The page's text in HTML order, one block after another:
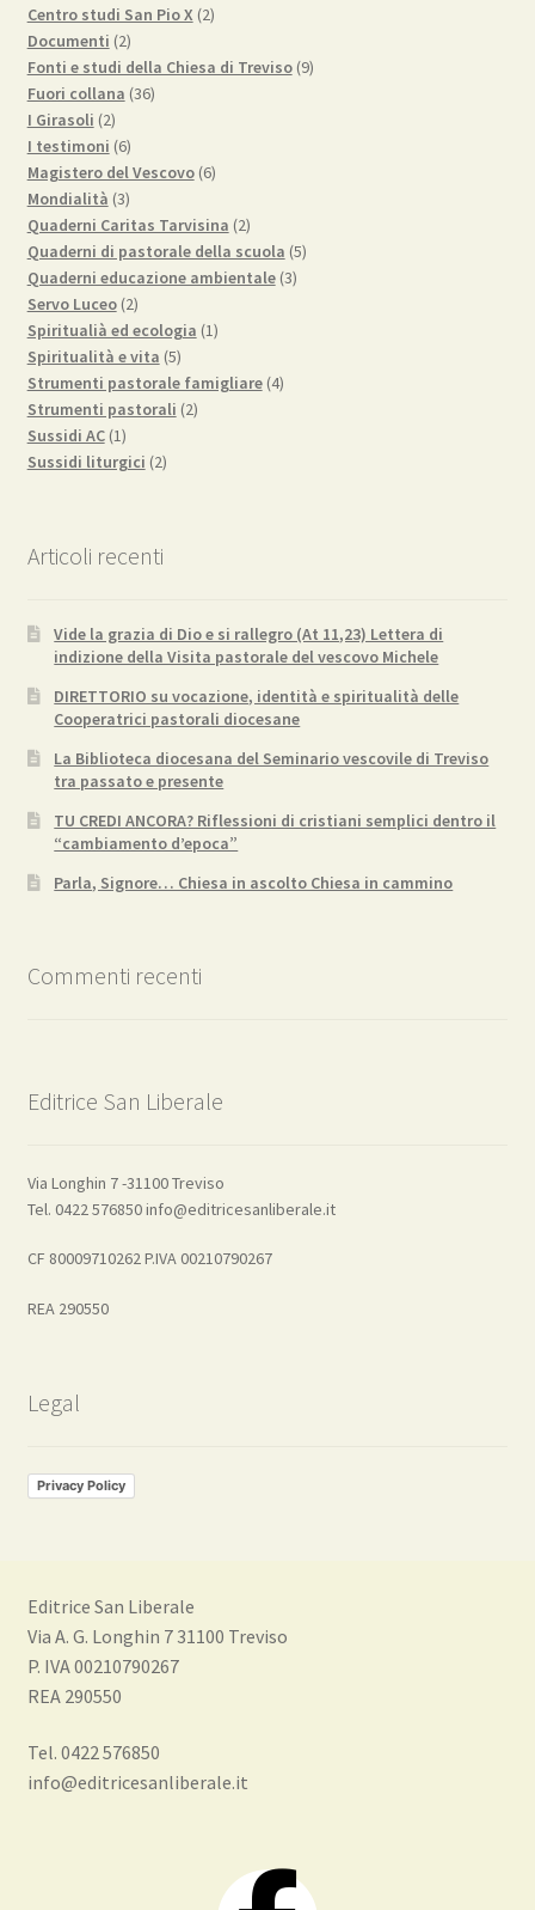
Centro studi San Pio X 22
Documenti 22
prodotti
Fonti e studi della Chiesa di Treviso 99
Fuori collana 3636
I Girasoli 22
prodotti
I testimoni 66
prodotti
Magistero del Vescovo 66
Mondialità 33
prodotti
Quaderni Caritas Tarvisina 22
prodotti
Quaderni di pastorale della scuola 55
Quaderni educazione ambientale 33
Servo Luceo 22
prodotti
Spiritualià ed ecologia 11
Spiritualità e vita 55
prodotti
Strumenti pastorale famigliare 44
Strumenti pastorali 22
Sussidi AC 11
prodotto
Sussidi liturgici 22
Articoli recenti
Vide la grazia di Dio e si rallegro (At 11,23) Lettera di
indizione della Visita pastorale del vescovo Michele
DIRETTORIO su vocazione, identità e spiritualità delle
Cooperatrici pastorali diocesane
La Biblioteca diocesana del Seminario vescovile di Treviso
tra passato e presente
TU CREDI ANCORA? Riflessioni di cristiani semplici dentro il
“cambiamento d’epoca”
Parla, Signore… Chiesa in ascolto Chiesa in cammino
Commenti recenti
Editrice San Liberale
Via Longhin 7 -31100 Treviso
Tel. 0422 576850 info@editricesanliberale.it
CF 80009710262 P.IVA 00210790267
REA 290550
Legal
Privacy Policy
Editrice San Liberale
Via A. G. Longhin 7 31100 Treviso
P. IVA 00210790267
REA 290550
Tel. 0422 576850
info@editricesanliberale.it